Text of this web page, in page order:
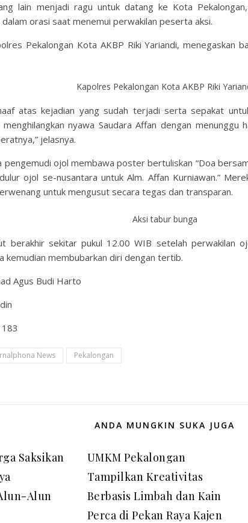
lain menjadi ragu untuk datang ke Kota
orasi saat menemui perwakilan peserta aksi.
Pekalongan Kota AKBP Riki Yariandi, menegaskan
Kapolres Pekalongan Kota AKBP Riki
atas kejadian yang sudah terjadi serta sepakat
nyawa Saudara Affan dengan menunggu
jelasnya.
pengemudi ojol membawa poster bertuliskan “Doa
ojol se-nusantara untuk Alm. Affan Kurniawan.”
untuk mengusut secara tegas dan transparan.
Aksi tabur bunga
berakhir sekitar pukul 12.00 WIB setelah perwakilan
kemudian membubarkan diri dengan tertib.
Agus Budi Harto
183
News Pekalongan
ANDA MUNGKIN SUKA JUGA
Saksikan
Alun
UMKM Pekalongan
Tampilkan Kreativitas
Berbasis Limbah dan Kain
Perca di Pekan Raya Kajen